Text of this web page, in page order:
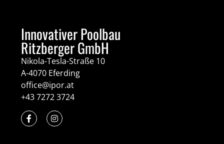
Innovativer Poolbau
Ritzberger GmbH
Nikola-Tesla-Straße 10
A-4070 Eferding
office@ipor.at
+43 7272 3724